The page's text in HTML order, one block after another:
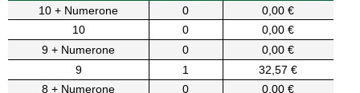
10 + Numerone
0
0,00 €
10
0
0,00 €
9 + Numerone
0
0,00 €
9
1
32,57 €
8 + Numerone
0
0,00 €